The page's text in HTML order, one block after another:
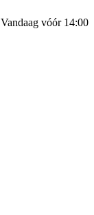
Vandaag vóór 14:00